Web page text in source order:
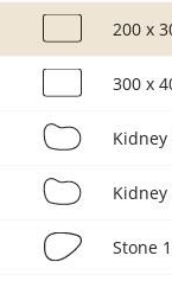
200 x
300 x
Kidney
Kidney
Stone